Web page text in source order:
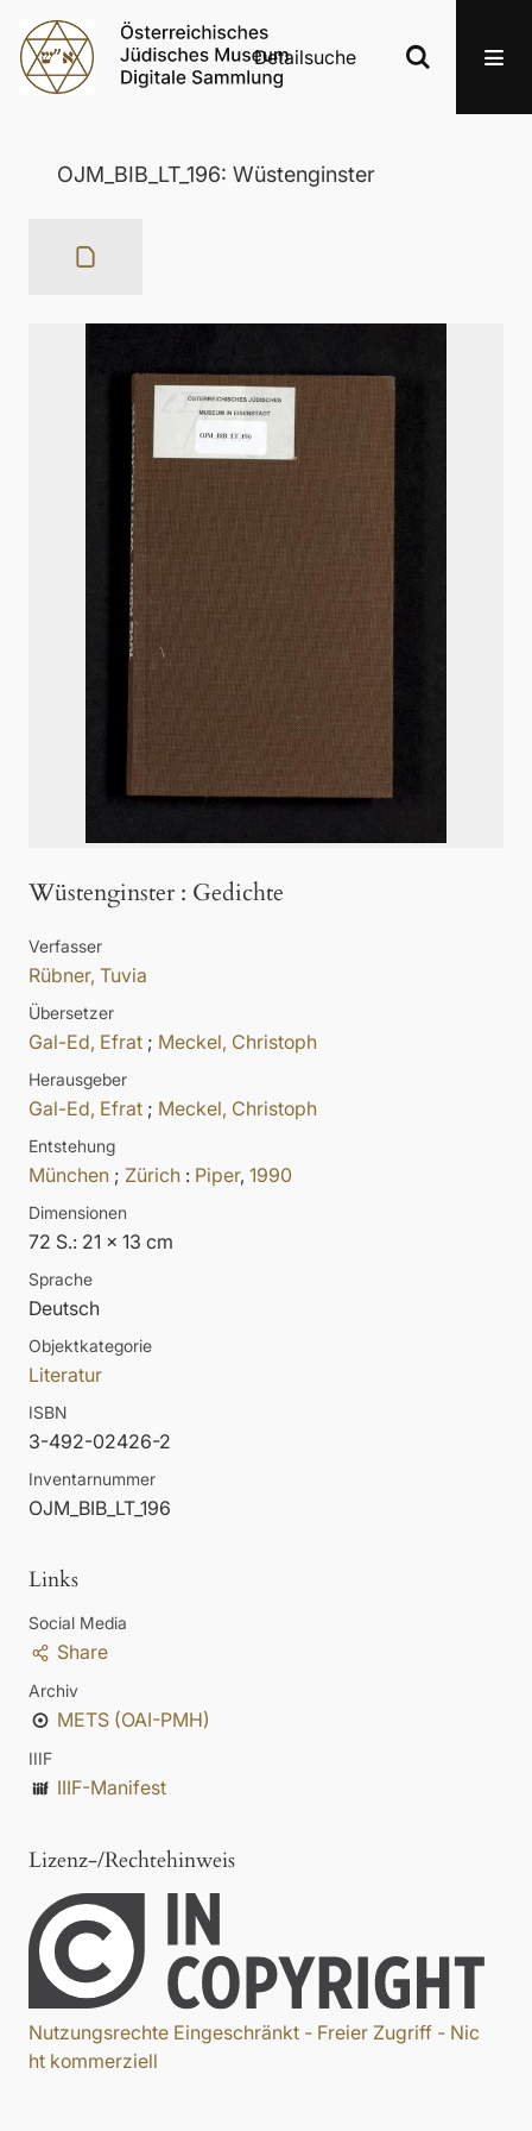
Detailsuche
OJM_BIB_LT_196: Wüstenginster
Wüstenginster : Gedichte
Verfasser
Rübner, Tuvia
Übersetzer
Gal-Ed, Efrat ; Meckel, Christoph
Herausgeber
Gal-Ed, Efrat ; Meckel, Christoph
Entstehung
München ; Zürich : Piper, 1990
Dimensionen
72 S.: 21 x 13 cm
Sprache
Deutsch
Objektkategorie
Literatur
ISBN
3-492-02426-2
Inventarnummer
OJM_BIB_LT_196
Links
Social Media
Share
Archiv
METS (OAI-PMH)
IIIF
IIIF-Manifest
Lizenz-/Rechtehinweis
Nutzungsrechte Eingeschränkt - Freier Zugriff - Nic
ht kommerziell